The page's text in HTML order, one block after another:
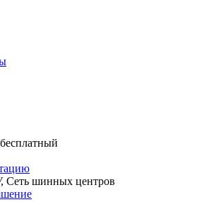
шинных центров